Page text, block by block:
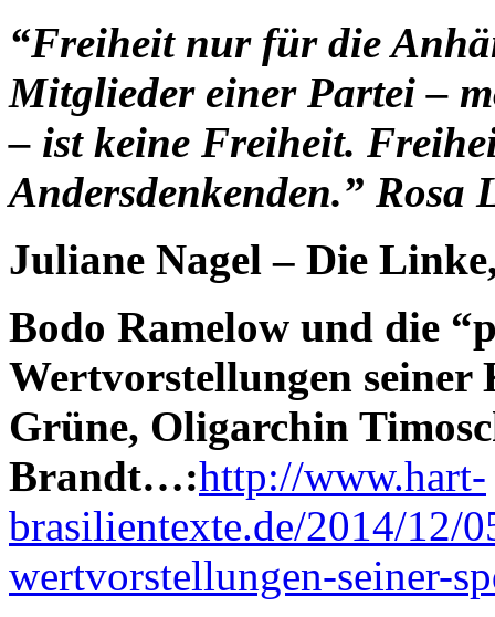
“Freiheit nur für die
Mitglieder einer Partei –
– ist keine Freiheit.
Andersdenkenden.” Rosa
Juliane Nagel – Die
Bodo Ramelow und die
Wertvorstellungen
Grüne, Oligarchin
Brandt…:http://www.hart-
brasilientexte.de/2014/12/
wertvorstellungen-seiner-